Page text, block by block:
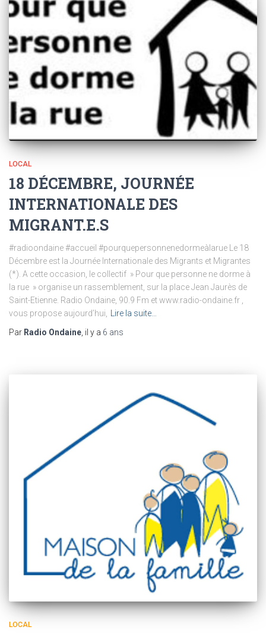
LOCAL
18 DÉCEMBRE, JOURNÉE
INTERNATIONALE DES
MIGRANT.E.S
#radioondaine #accueil #pourquepersonnenedormeàlarue Le 18
Décembre est la Journée Internationale des Migrants et Migrantes
(*). A cette occasion, le collectif » Pour que personne ne dorme à
la rue » organise un rassemblement, sur la place Jean Jaurès de
Saint-Etienne. Radio Ondaine, 90.9 Fm et www.radio-ondaine.fr ,
vous propose aujourd’hui,
Lire la suite…
Par Radio Ondaine , il y a 6 ans
LOCAL